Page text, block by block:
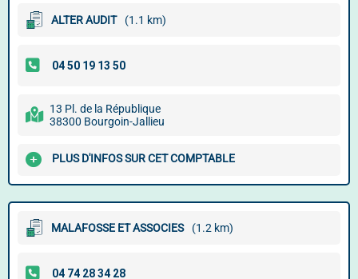
ALTER AUDIT (1.1 km)
13 Pl. de la République
38300 Bourgoin-Jallieu
PLUS D'INFOS SUR CET COMPTABLE
MALAFOSSE ET ASSOCIES (1.2 km)